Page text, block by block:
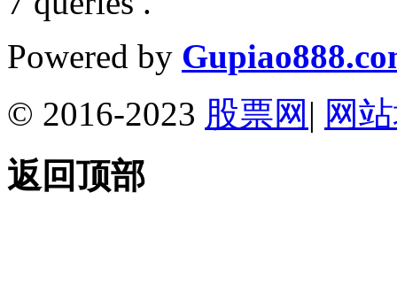
Powered by
© 2016-2023 股票网 | 网
返回顶部